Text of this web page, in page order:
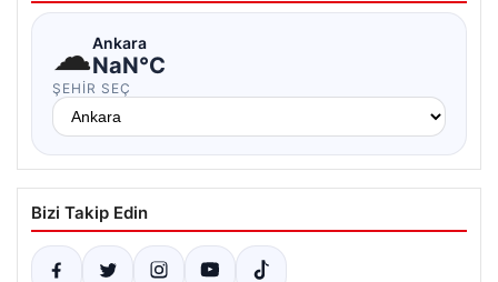
☁Ankara
NaN°C
ŞEHIR SEÇ
Bizi Takip Edin